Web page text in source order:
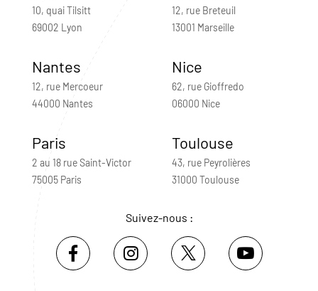
10, quai Tilsitt
69002 Lyon
12, rue Breteuil
13001 Marseille
Nantes
12, rue Mercoeur
44000 Nantes
Nice
62, rue Gioffredo
06000 Nice
Paris
2 au 18 rue Saint-Victor
75005 Paris
Toulouse
43, rue Peyrolières
31000 Toulouse
Suivez-nous :